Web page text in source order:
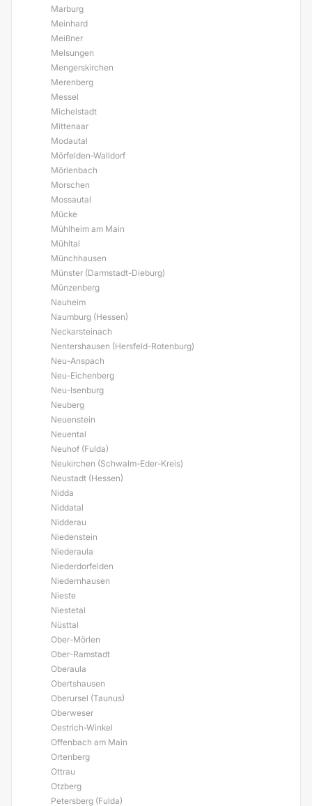
Marburg
Meinhard
Meißner
Melsungen
Mengerskirchen
Merenberg
Messel
Michelstadt
Mittenaar
Modautal
Mörfelden-Walldorf
Mörlenbach
Morschen
Mossautal
Mücke
Mühlheim am Main
Mühltal
Münchhausen
Münster (Darmstadt-Dieburg)
Münzenberg
Nauheim
Naumburg (Hessen)
Neckarsteinach
Nentershausen (Hersfeld-Rotenburg)
Neu-Anspach
Neu-Eichenberg
Neu-Isenburg
Neuberg
Neuenstein
Neuental
Neuhof (Fulda)
Neukirchen (Schwalm-Eder-Kreis)
Neustadt (Hessen)
Nidda
Niddatal
Nidderau
Niedenstein
Niederaula
Niederdorfelden
Niedernhausen
Nieste
Niestetal
Nüsttal
Ober-Mörlen
Ober-Ramstadt
Oberaula
Obertshausen
Oberursel (Taunus)
Oberweser
Oestrich-Winkel
Offenbach am Main
Ortenberg
Ottrau
Otzberg
Petersberg (Fulda)